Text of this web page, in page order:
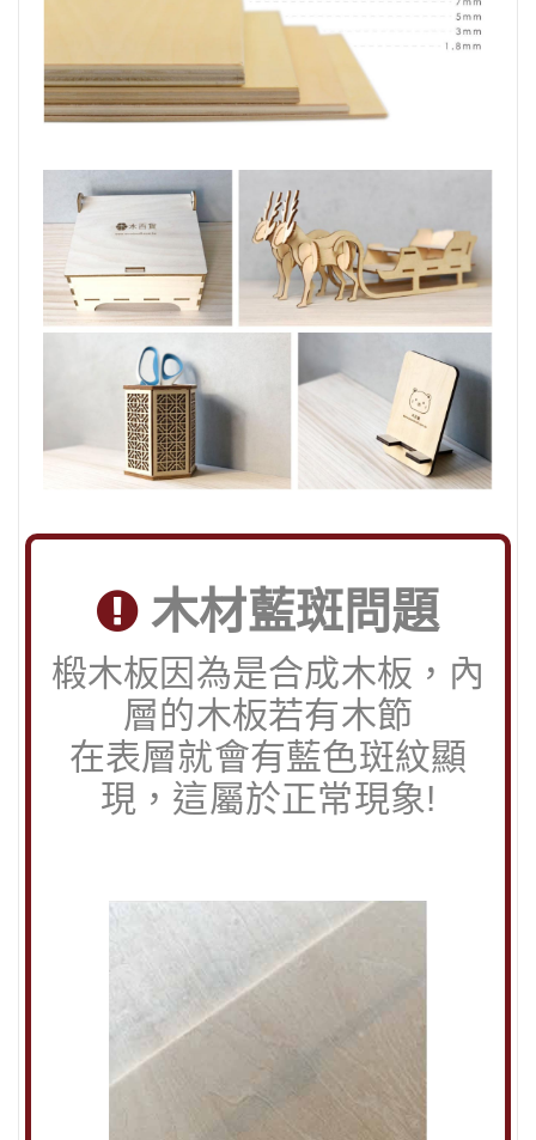
木材藍斑問題
椴木板因為是合成木板，內
層的木板若有木節
在表層就會有藍色斑紋顯
現，這屬於正常現象!